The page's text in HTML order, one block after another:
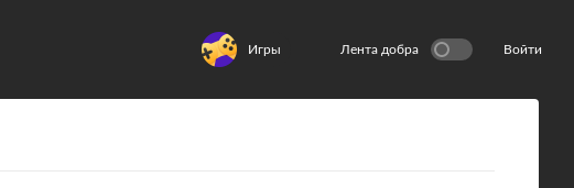
Игры Лента добра Войти